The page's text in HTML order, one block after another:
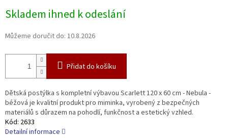
cena:
Skladem ihned k odeslání
Můžeme doručit do: 10.8.2026
Přidat do košíku
Dětská postýlka s kompletní výbavou Scarlett 120 x 60 cm - Nebula -
béžová je kvalitní produkt pro miminka, vyrobený z bezpečných
materiálů s důrazem na pohodlí, funkčnost a estetický vzhled.
Kód: 2633
Detailní informace